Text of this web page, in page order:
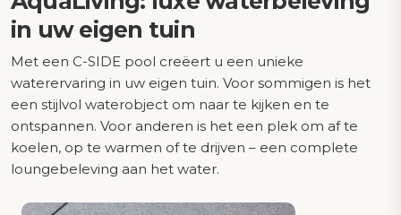
in uw eigen tuin
Met een C-SIDE pool creëert u een unieke
waterervaring in uw eigen tuin. Voor sommigen is het
een stijlvol waterobject om naar te kijken en te
ontspannen. Voor anderen is het een plek om af te
koelen, op te warmen of te drijven – een complete
loungebeleving aan het water.